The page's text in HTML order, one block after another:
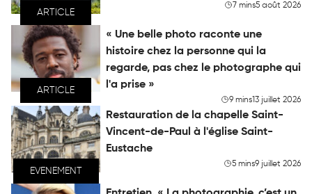
ARTICLE
7 mins5 août 2026
ARTICLE
« Une belle photo raconte une
histoire chez la personne qui la
regarde, pas chez le photographe qui
l'a prise »
9 mins13 juillet 2026
EVENEMENT
Restauration de la chapelle Saint-
Vincent-de-Paul à l'église Saint-
Eustache
5 mins9 juillet 2026